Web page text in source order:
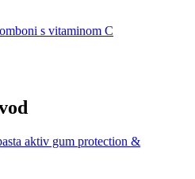
s vitaminom C